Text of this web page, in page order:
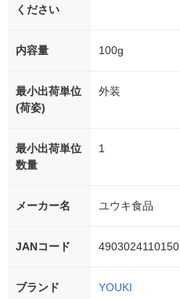
ください
内容量 100g
最小出荷単位
(荷姿)
外装
最小出荷単位
数量
1
メーカー名 ユウキ食品
JANコード 4903024110150
ブランド YOUKI